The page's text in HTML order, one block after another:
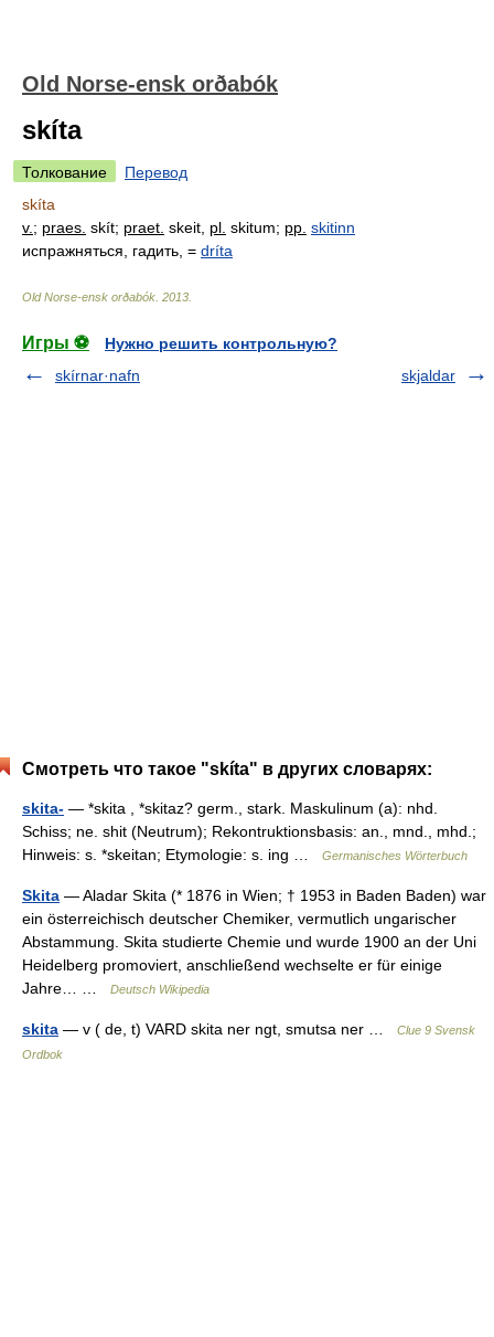
Old Norse-ensk orðabók
skíta
Толкование
Перевод
skíta
v. ; praes. skít; praet. skeit, pl. skitum; pp. skitinn
испражняться, гадить , = dríta
Old Norse-ensk orðabók 2013
Игры ⚽
Нужно решить контрольную?
skírnar·nafn
skjaldar
Смотреть что такое "skíta" в других словарях:
skita- — *skita , *skitaz? germ., stark. Maskulinum (a): nhd.
Schiss; ne. shit (Neutrum); Rekontruktionsbasis: an., mnd., mhd.;
Hinweis: s. *skeitan; Etymologie: s. ing …
Germanisches Wörterbuch
Skita — Aladar Skita (* 1876 in Wien; † 1953 in Baden Baden) war
ein österreichisch deutscher Chemiker, vermutlich ungarischer
Abstammung. Skita studierte Chemie und wurde 1900 an der Uni
Heidelberg promoviert, anschließend wechselte er für einige
Jahre… …
Deutsch Wikipedia
skita — v ( de, t) VARD skita ner ngt, smutsa ner …
Clue 9 Svensk
Ordbok